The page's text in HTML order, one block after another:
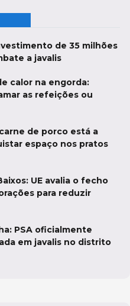
de 35 milhões
a javalis
calor na engorda:
as refeições ou
de porco está a
espaço nos pratos
UE avalia o fecho
para reduzir
PSA oficialmente
em javalis no distrito